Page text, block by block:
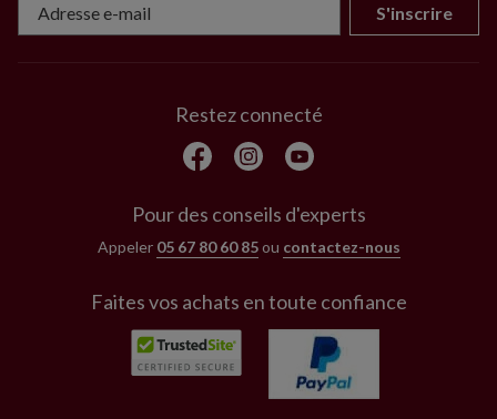
S'inscrire
Restez connecté
Pour des conseils d'experts
Appeler 05 67 80 60 85ou contactez-nous
Faites vos achats en toute confiance